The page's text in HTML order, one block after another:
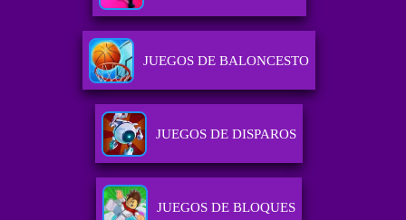
JUEGOS DE BALONCESTO
JUEGOS DE DISPAROS
JUEGOS DE BLOQUES